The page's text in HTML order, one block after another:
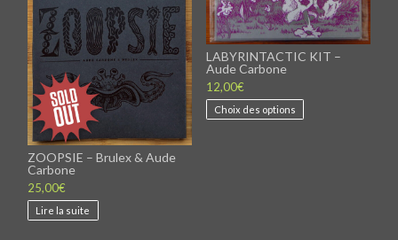
ZOOPSIE – Brulex & Aude
Carbone
25,00€
Lire la suite
LABYRINTACTIC KIT –
Aude Carbone
12,00€
Choix des options